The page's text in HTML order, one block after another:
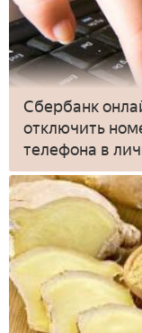
Сбербанк
отключить
телефона в